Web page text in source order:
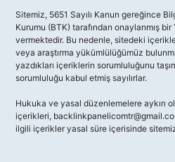
Sitemiz, 5651 Sayılı Kanun gereğince
Kurumu (BTK) tarafından onaylanmış
vermektedir. Bu nedenle, sitedeki
veya araştırma yükümlülüğümüz
yazdıkları içeriklerin sorumluluğunu
sorumluluğu kabul etmiş sayılırlar.
Hukuka ve yasal düzenlemelere aykırı
içerikleri,
ilgili içerikler yasal süre içerisinde